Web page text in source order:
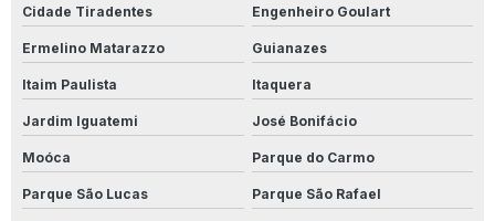
Produto Para Limpar Cerâmica De Banheiro
Produto Para Limpar Cerâmica Branca
Produto Para Limpar Cerâmica Branca Encardida
Produto Para Limpar Cerâmica Manchada
Cidade Tiradentes Engenheiro Goulart
Ermelino Matarazzo Guianazes
Itaim Paulista Itaquera
Jardim Iguatemi José Bonifácio
Moóca Parque do Carmo
Parque São Lucas Parque São Rafael